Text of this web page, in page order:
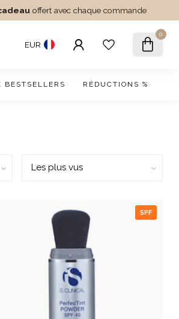
offert avec chaque commande
EUR
0
BESTSELLERS RÉDUCTIONS %
SPF